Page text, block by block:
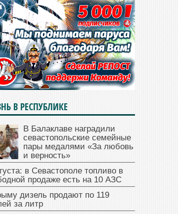
В РЕСПУБЛИКЕ
В Балаклаве наградили
севастопольские семейные
пары медалями «За любовь
и верность»
в Севастополе топливо в
продаже есть на 10 АЗС
дизель продают по 119
за литр